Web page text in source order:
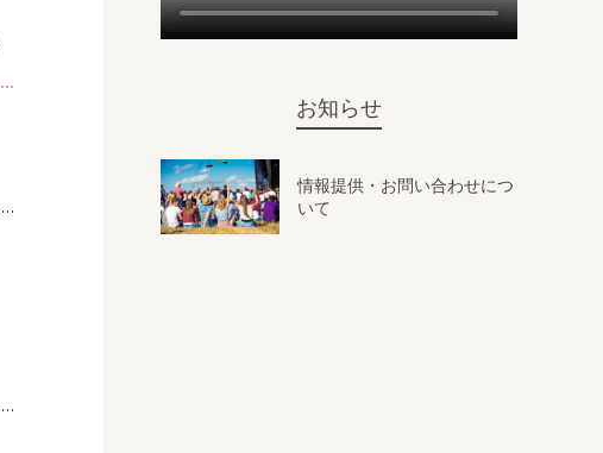
お知らせ
情報提供・お問い合わせにつ
いて